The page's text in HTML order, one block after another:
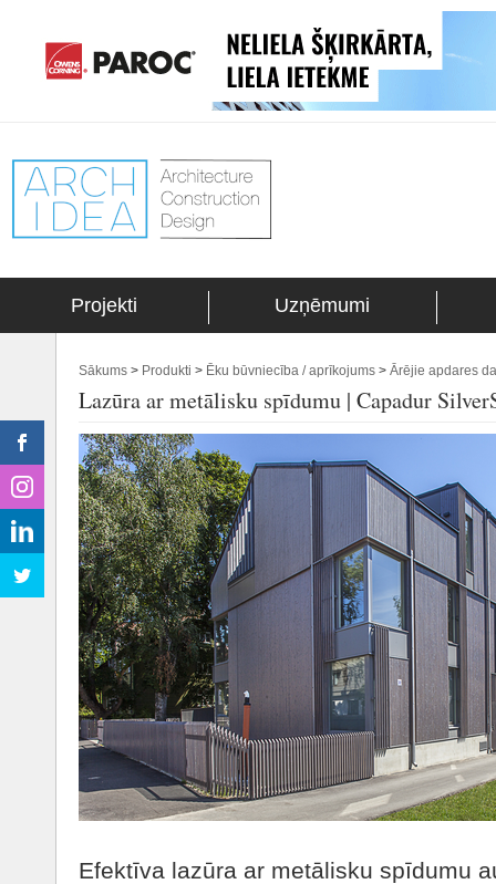
Projekti Uzņēmumi
Sākums > Produkti > Ēku būvniecība / aprīkojums > Ārējie apdares
Lazūra ar metālisku spīdumu | Capadur
Efektīva lazūra ar metālisku spīdumu